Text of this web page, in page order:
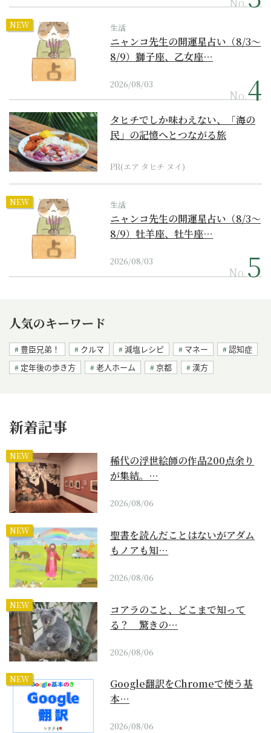
NEW 生活
ニャンコ先生の開運星占い（8/3～
8/9）獅子座、乙女座…
2026/08/03
No.
タヒチでしか味わえない、「海の
民」の記憶へとつながる旅
PR(エア タヒチ ヌイ)
NEW 生活
ニャンコ先生の開運星占い（8/3～
8/9）牡羊座、牡牛座…
2026/08/03
No.
人気のキーワード
豊臣兄弟！ クルマ 減塩レシピ マネー
認知症
定年後の歩き方
老人ホーム 京都 漢方
新着記事
NEW
稀代の浮世絵師の作品200点余り
が集結。…
2026/08/06
NEW
聖書を読んだことはないがアダム
もノアも知…
2026/08/06
NEW
コアラのこと、どこまで知って
る？ 驚きの…
2026/08/06
NEW
Google翻訳をChromeで使う基
本…
2026/08/06